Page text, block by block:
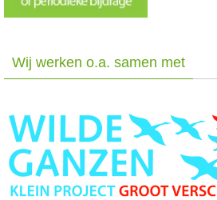
Wij werken o.a. samen met